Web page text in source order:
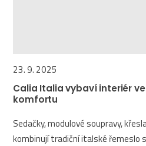
23. 9. 2025
Calia Italia vybaví interiér
komfortu
Sedačky, modulové soupravy,
kombinují tradiční italské řemeslo